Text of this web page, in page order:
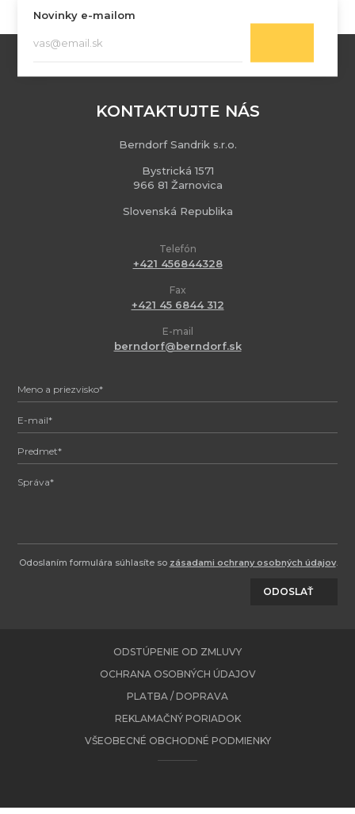
Novinky e-mailom
KONTAKTUJTE NÁS
Berndorf Sandrik s.r.o.
Bystrická 1571
966 81 Žarnovica
Slovenská Republika
Telefón
+421 456844328
Fax
+421 45 6844 312
E-mail
berndorf@berndorf.sk
Odoslaním formulára súhlasíte so zásadami ochrany osobných údajov.
ODOSLAŤ
ODSTÚPENIE OD ZMLUVY
OCHRANA OSOBNÝCH ÚDAJOV
PLATBA / DOPRAVA
REKLAMAČNÝ PORIADOK
VŠEOBECNÉ OBCHODNÉ PODMIENKY